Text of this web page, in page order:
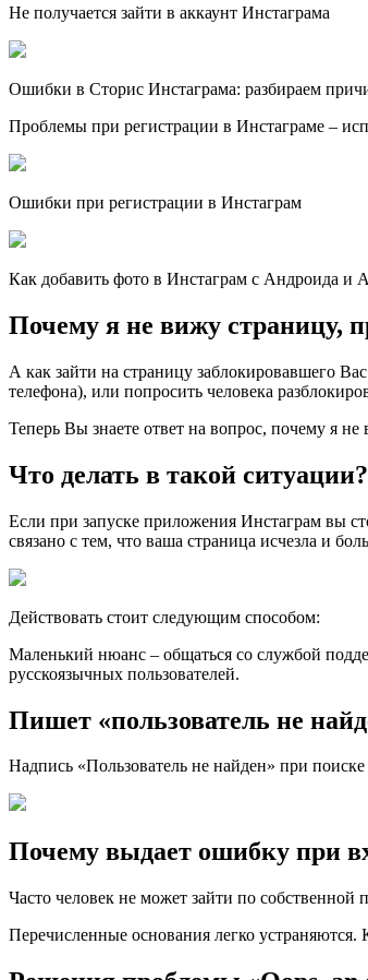
Не получается зайти в аккаунт Инстаграма
Ошибки в Сторис Инстаграма: разбираем
Проблемы при регистрации в Инстаграме –
Ошибки при регистрации в Инстаграм
Как добавить фото в Инстаграм с Андроида и
Почему я не вижу страницу,
А как зайти на страницу заблокировавшего
телефона), или попросить человека
Теперь Вы знаете ответ на вопрос, почему я
Что делать в такой ситуации?
Если при запуске приложения Инстаграм вы
связано с тем, что ваша страница исчезла и
Действовать стоит следующим способом:
Маленький нюанс – общаться со службой
русскоязычных пользователей.
Пишет «пользователь не
Надпись «Пользователь не найден» при
Почему выдает ошибку при
Часто человек не может зайти по
Перечисленные основания легко устраняются.